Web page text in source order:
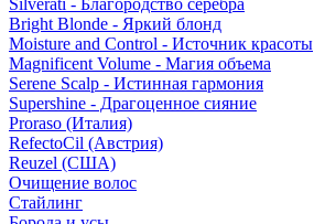
Silverati - Благородство серебра
Bright Blonde - Яркий блонд
Moisture and Control - Источник красоты
Magnificent Volume - Магия объема
Serene Scalp - Истинная гармония
Supershine - Драгоценное сияние
Proraso (Италия)
RefectoCil (Австрия)
Reuzel (США)
Очищение волос
Стайлинг